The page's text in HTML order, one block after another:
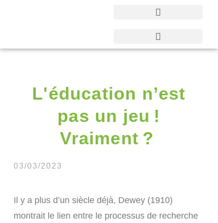
L'éducation n’est
pas un jeu !
Vraiment ?
03/03/2023
Il y a plus d’un siècle déjà, Dewey (1910)
montrait le lien entre le processus de recherche